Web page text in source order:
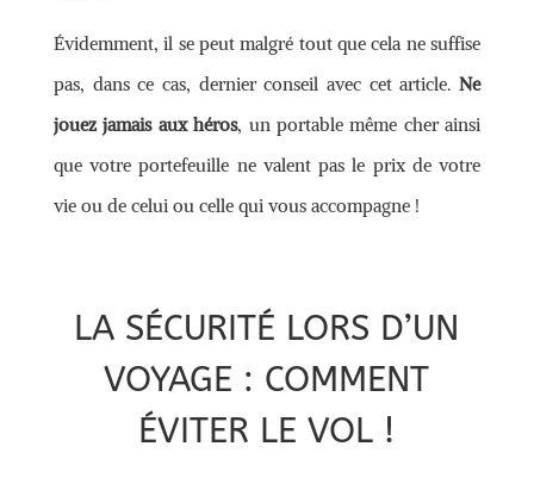
Évidemment, il se peut malgré tout que cela ne suffise
pas, dans ce cas, dernier conseil avec cet article.Ne
jouez jamais aux héros, un portable même cher ainsi
que votre portefeuille ne valent pas le prix de votre
vie ou de celui ou celle qui vous accompagne !
LA SÉCURITÉ LORS D’UN
VOYAGE : COMMENT
ÉVITER LE VOL !